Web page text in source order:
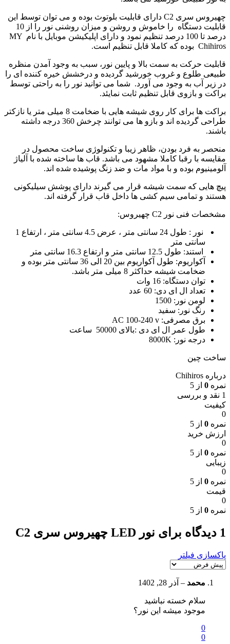
چهیروس سری C2 دارای قابلیت بلوتوث بوده و می توان توسط این
قابلیت دستگاه را خاموش و روشن و میزان روشنی نور را از 10
درصد تا 100 درصد تنظیم نمود و دارای اپلیکیشن موبایل با نام MY
Chihiros بوده که کاملا قابل تنظیم است.
قابلیت حرکت به سمت بالا و پایین نور، سبب به وجود آمدن منظره
طبیعی طلوع و غروب خورشید گردیده و درخشش خیره کننده ای را
در زیر آب به وجود می آورد. شما می توانید نور را به راحتی توسط
براکت و بازوی قابل تنظیم ثابت نمایئد.
براکت ها برای کار روی شیشه هایی با ضخامت 8 میلی متر یا نازکتر
طراحی گردیده اند و بازو ها می توانند چرخش 360 درجه داشته
باشند.
منحصر به فرد بودن، ظاهر زیبا و تکنولوژی ساخت محصول در
مقایسه با رقبا کاملا مشهود می باشد. قاب ها ساخته شده با آلیاژ
آلومینیوم بوده و با مواد مات و ضد زنگ پوشیده شده اند.
پیچ هایی که سمت شیشه قرار می گیرند دارای پوشش سیلیکونی
هستند و تمامی سیم کشی ها داخل قاب قرار گرفته اند.
مشخصات فنی نور C2 چهیروس:
نور : طول 24 سانتی متر ، عرض 4.5 سانتی متر ، ارتفاع 1
سانتی متر
استند: طول 12.5 سانتی متر و ارتفاع 16.3 سانتی متر
آکواریوم: طول آکواریوم بین 20 الی 36 سانتی متر بوده و
ضخامت شیشه حداکثر 8 میلی متر باشد.
توان دستگاه: 16 وات
تعداد ال ای دی: 60 عدد
لومن نور: 1500
رنگ نور: سفید
برق مصرفی: AC 100-240 v
طول عمر ال ای دی :بالای 50000 ساعت
درجه نور: 8000K
ساخت چین
درباره Chihiros
نمره 0 از 5
1 نقد و بررسی
کیفیت
0
نمره 0 از 5
ارزش خرید
0
نمره 0 از 5
زیبایی
0
نمره 0 از 5
قیمت
0
نمره 0 از 5
1 دیدگاه برای نور LED چهیروس سری C2
پاکسازی فیلتر
محمد – آذر 28, 1402
سلام خسته نباشید
موجود میشه این نور؟
0
0